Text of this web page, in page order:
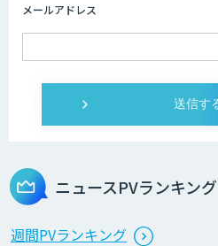
メールアドレス
ニュースPVランキング
週間PVランキング